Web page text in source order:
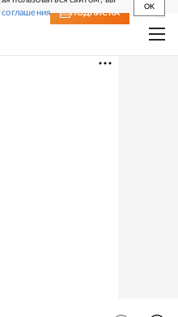
соглашения
OK
ПОДПИСКА